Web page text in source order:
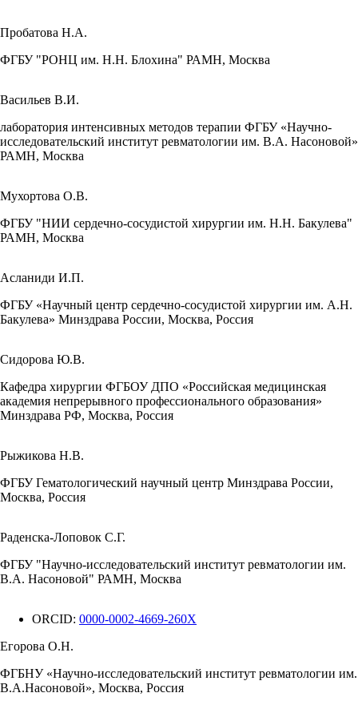
Пробатова Н.А.
ФГБУ "РОНЦ им. Н.Н. Блохина" РАМН, Москва
Васильев В.И.
лаборатория интенсивных методов терапии ФГБУ «Научно-
исследовательский институт ревматологии им. В.А. Насоновой»
РАМН, Москва
Мухортова О.В.
ФГБУ "НИИ сердечно-сосудистой хирургии им. Н.Н. Бакулева"
РАМН, Москва
Асланиди И.П.
ФГБУ «Научный центр сердечно-сосудистой хирургии им. А.Н.
Бакулева» Минздрава России, Москва, Россия
Сидорова Ю.В.
Кафедра хирургии ФГБОУ ДПО «Российская медицинская
академия непрерывного профессионального образования»
Минздрава РФ, Москва, Россия
Рыжикова Н.В.
ФГБУ Гематологический научный центр Минздрава России,
Москва, Россия
Раденска-Лоповок С.Г.
ФГБУ "Научно-исследовательский институт ревматологии им.
В.А. Насоновой" РАМН, Москва
ORCID: 0000-0002-4669-260X
Егорова О.Н.
ФГБНУ «Научно-исследовательский институт ревматологии им.
В.А.Насоновой», Москва, Россия